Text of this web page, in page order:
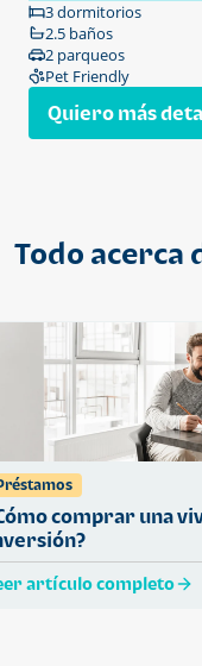
3 dormitorios
2.5 baños
2 parqueos
Pet Friendly
Quiero más
Todo acerca
comprar una
artículo completo